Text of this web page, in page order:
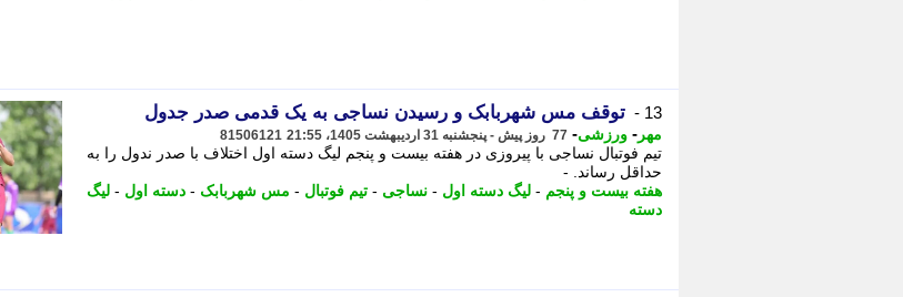
13 - توقف مس شهربابک و رسیدن نساجی به یک قدمی صدر جدول
مهر - ورزشی- 77 روز پیش - پنجشنبه 31 اردیبهشت 1405، 21:55 81506121
تیم فوتبال نساجی با پیروزی در هفته بیست و پنجم لیگ دسته اول اختلاف با صدر ندول را به
حداقل رساند. -
هفته بیست و پنجم - لیگ دسته اول - نساجی - تیم فوتبال - مس شهربابک - دسته اول - لیگ
دسته